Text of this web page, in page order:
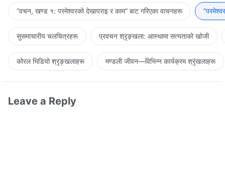
“वचन, खण्ड १: परमेश्‍वरको देखापराइ र काम” बाट गरिएका वाचनहरू
सुसमाचारीय चलचित्रहरू प्रवचन श्रृङ्खला: आस्थामा सत्यताको खोजी
कोरल भिडियो श्रृङ्खलाहरू मण्डली जीवन—विभिन्‍न कार्यक्रम श्रृंखलाहरू
Leave a Reply